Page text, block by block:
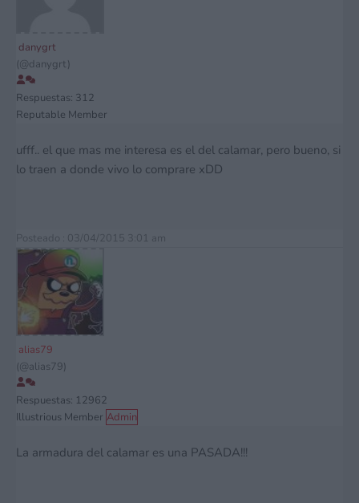
danygrt
(@danygrt)
Respuestas: 312
Reputable Member
ufff.. el que mas me interesa es el del calamar, pero bueno, si
lo traen a donde vivo lo comprare xDD
Posteado : 03/04/2015 3:01 am
alias79
(@alias79)
Respuestas: 12962
Illustrious Member Admin
La armadura del calamar es una PASADA!!!